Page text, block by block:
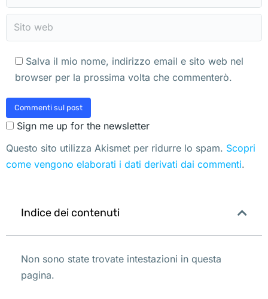
Sito web
Salva il mio nome, indirizzo email e sito web nel
browser per la prossima volta che commenterò.
Commenti sul post
Sign me up for the newsletter
Questo sito utilizza Akismet per ridurre lo spam. Scopri
come vengono elaborati i dati derivati dai commenti.
Indice dei contenuti
Non sono state trovate intestazioni in questa
pagina.